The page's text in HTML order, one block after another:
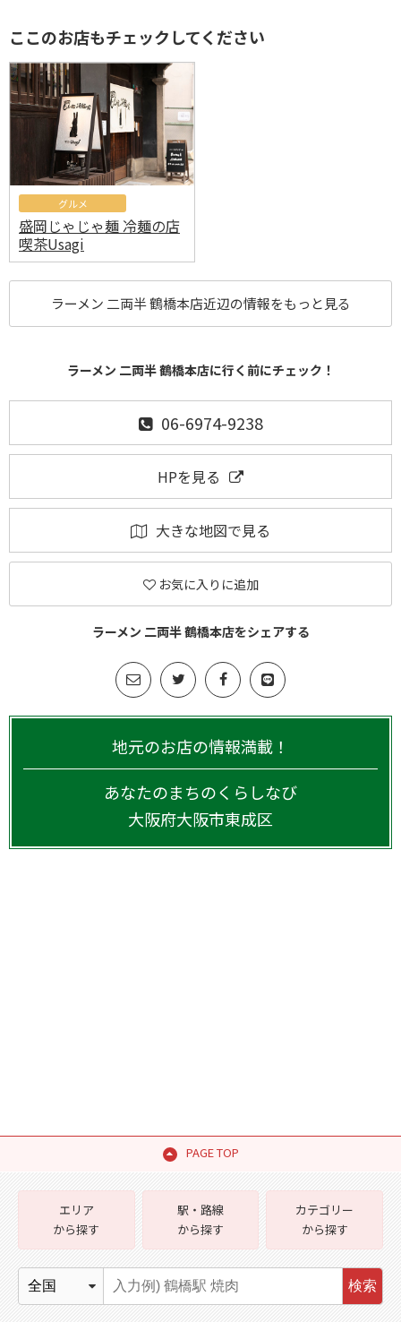
ここのお店もチェックしてください
グルメ
盛岡じゃじゃ麺 冷麺の店
喫茶Usagi
ラーメン 二両半 鶴橋本店近辺の情報をもっと見る
ラーメン 二両半 鶴橋本店に行く前にチェック！
06-6974-9238
HPを見る
大きな地図で見る
お気に入りに追加
ラーメン 二両半 鶴橋本店をシェアする
地元のお店の情報満載！
あなたのまちのくらしなび
大阪府大阪市東成区
PAGE TOP
エリア
から探す
駅・路線
から探す
カテゴリー
から探す
検索